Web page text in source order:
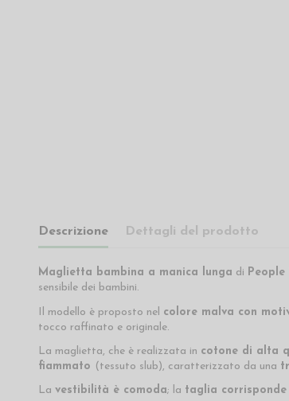
Descrizione Dettagli del prodotto
Maglietta bambina a manica lunga di People
sensibile dei bambini.
Il modello è proposto nel colore malva con
tocco raffinato e originale.
La maglietta, che è realizzata in cotone di alta
fiammato (tessuto slub), caratterizzato da una
La vestibilità è comoda; la taglia corrisponde